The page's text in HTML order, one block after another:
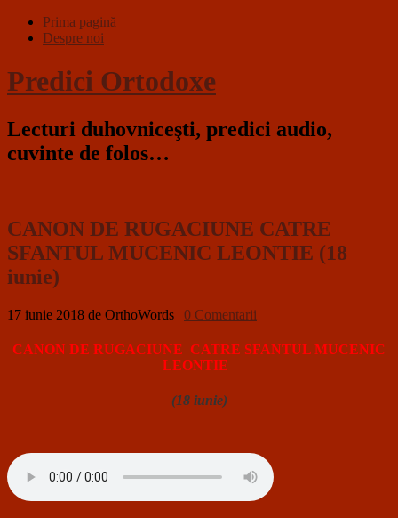
Prima pagină
Despre noi
Predici Ortodoxe
Lecturi duhovniceşti, predici audio,
cuvinte de folos…
CANON DE RUGACIUNE CATRE
SFANTUL MUCENIC LEONTIE (18
iunie)
17 iunie 2018 de OrthoWords | 0 Comentarii
CANON DE RUGACIUNE CATRE SFANTUL MUCENIC
LEONTIE
(18 iunie)